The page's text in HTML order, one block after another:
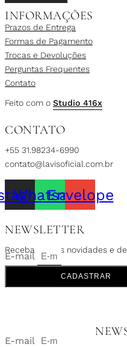
INFORMAÇÕES
Prazos de Entrega
Formas de Pagamento
Trocas e Devoluções
Perguntas Frequentes
Contato
Feito com o Studio 416x
CONTATO
+55 31.98234-6990
contato@lavisoficial.com.br
Whatsapp
Envelope
NEWSLETTER
Receba nossas novidades e
E-mail
CADASTRAR
E-mail